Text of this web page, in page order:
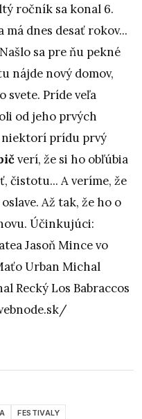
ročník sa konal 6.
má dnes desať rokov...
sa pre ňu pekné
nájde nový domov,
svete. Príde veľa
od jeho prvých
niektorí prídu prvý
verí, že si ho obľúbia
čistotu... A veríme, že
Až tak, že ho o
Účinkujúci:
Jasoň Mince vo
Urban Michal
Recký Los Babraccos
FESTIVALY